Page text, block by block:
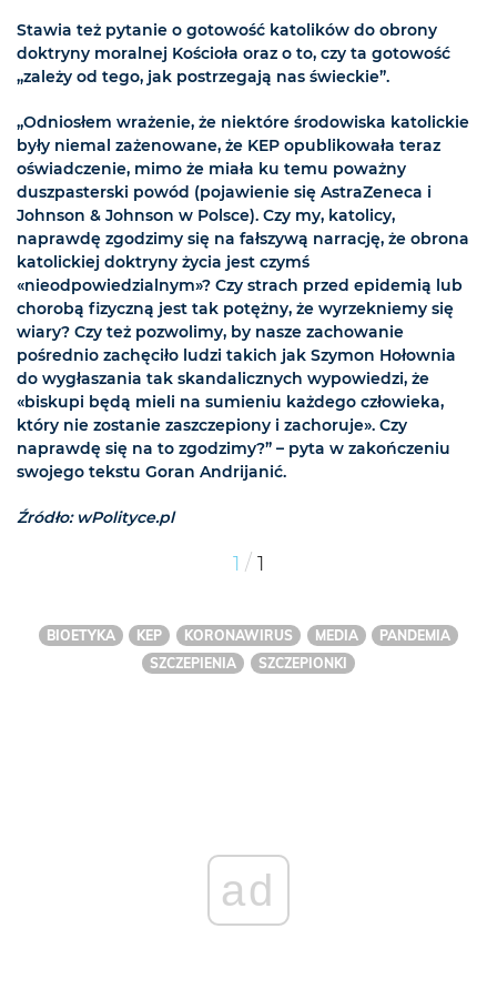
Stawia też pytanie o gotowość katolików do obrony
doktryny moralnej Kościoła oraz o to, czy ta gotowość
„zależy od tego, jak postrzegają nas świeckie”.
„Odniosłem wrażenie, że niektóre środowiska katolickie
były niemal zażenowane, że KEP opublikowała teraz
oświadczenie, mimo że miała ku temu poważny
duszpasterski powód (pojawienie się AstraZeneca i
Johnson & Johnson w Polsce). Czy my, katolicy,
naprawdę zgodzimy się na fałszywą narrację, że obrona
katolickiej doktryny życia jest czymś
«nieodpowiedzialnym»? Czy strach przed epidemią lub
chorobą fizyczną jest tak potężny, że wyrzekniemy się
wiary? Czy też pozwolimy, by nasze zachowanie
pośrednio zachęciło ludzi takich jak Szymon Hołownia
do wygłaszania tak skandalicznych wypowiedzi, że
«biskupi będą mieli na sumieniu każdego człowieka,
który nie zostanie zaszczepiony i zachoruje». Czy
naprawdę się na to zgodzimy?” – pyta w zakończeniu
swojego tekstu Goran Andrijanić.
Źródło: wPolityce.pl
1 / 1
BIOETYKA KEP KORONAWIRUS MEDIA
PANDEMIA
SZCZEPIENIA
SZCZEPIONKI
ad